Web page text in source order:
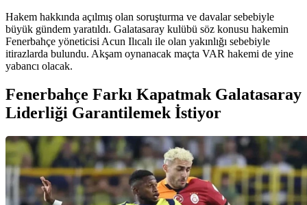
Hakem hakkında açılmış olan soruşturma ve davalar sebebiyle
büyük gündem yaratıldı. Galatasaray kulübü söz konusu hakemin
Fenerbahçe yöneticisi Acun Ilıcalı ile olan yakınlığı sebebiyle
itirazlarda bulundu. Akşam oynanacak maçta VAR hakemi de yine
yabancı olacak.
Fenerbahçe Farkı Kapatmak Galatasaray
Liderliği Garantilemek İstiyor